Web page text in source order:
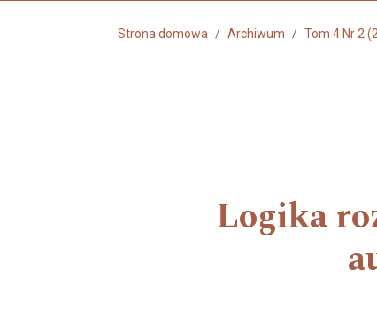
Strona domowa Archiwum Tom 4 Nr 2
Logika